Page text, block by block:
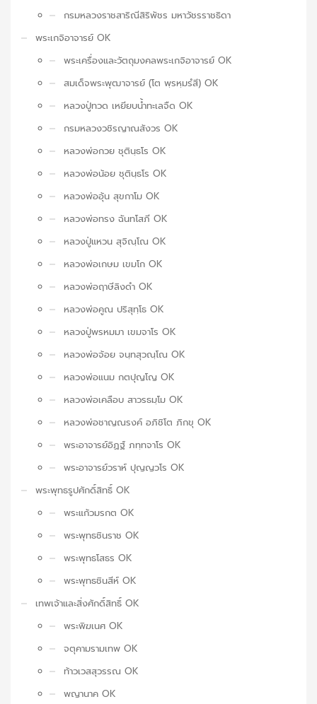
กรมหลวงราชสาริณีสิริพัชร มหาวัชรราชธิดา
พระเกจิอาจารย์ OK
พระเครื่องและวัตถุมงคลพระเกจิอาจารย์ OK
สมเด็จพระพุฒาจารย์ (โต พฺรหฺมรํสี) OK
หลวงปู่ทวด เหยียบน้ำทะเลจืด OK
กรมหลวงวชิรญาณสังวร OK
หลวงพ่อกวย ชุตินฺธโร OK
หลวงพ่อน้อย ชุตินฺธโร OK
หลวงพ่ออุ้น สุขกาโม OK
หลวงพ่อทรง ฉันทโสภี OK
หลวงปู่แหวน สุจิณฺโณ OK
หลวงพ่อเกษม เขมโก OK
หลวงพ่อฤาษีลิงดำ OK
หลวงพ่อคูณ ปริสุทฺโธ OK
หลวงปู่พรหมมา เขมจาโร OK
หลวงพ่อจ้อย จนฺทสุวณฺโณ OK
หลวงพ่อแนม กตปุญโญ OK
หลวงพ่อเคลือบ สาวรธมฺโม OK
หลวงพ่อชาญณรงค์ อภิชิโต ภิกขุ OK
พระอาจารย์อิฏฐ์ ภทฺทจาโร OK
พระอาจารย์วราห์ ปุญญวโร OK
พระพุทธรูปศักดิ์สิทธิ์ OK
พระแก้วมรกต OK
พระพุทธชินราช OK
พระพุทธโสธร OK
พระพุทธชินสีห์ OK
เทพเจ้าและสิ่งศักดิ์สิทธิ์ OK
พระพิฆเนศ OK
จตุคามรามเทพ OK
ท้าวเวสสุวรรณ OK
พญานาค OK